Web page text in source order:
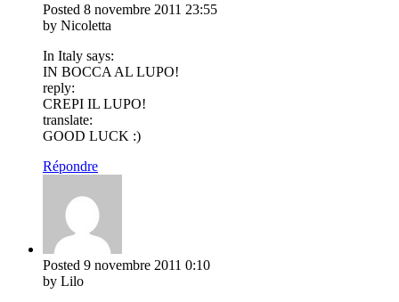
Posted 8 novembre 2011 23:55
by Nicoletta
In Italy says:
IN BOCCA AL LUPO!
reply:
CREPI IL LUPO!
translate:
GOOD LUCK :)
Répondre
Posted 9 novembre 2011 0:10
by Lilo